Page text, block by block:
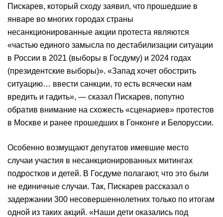
Пискарев, который сходу заявил, что прошедшие в
январе во многих городах страны
несанкционированные акции протеста являются
«частью единого замысла по дестабилизации ситуации
в России в 2021 (выборы в Госдуму) и 2024 годах
(президентские выборы)». «Запад хочет обострить
ситуацию… ввести санкции, то есть всячески нам
вредить и гадить», — сказал Пискарев, попутно
обратив внимание на схожесть «сценариев» протестов
в Москве и ранее прошедших в Гонконге и Белоруссии.
Особенно возмущают депутатов имевшие место
случаи участия в несанкционированных митингах
подростков и детей. В Госдуме полагают, что это были
не единичные случаи. Так, Пискарев рассказал о
задержании 300 несовершеннолетних только по итогам
одной из таких акций. «Наши дети оказались под